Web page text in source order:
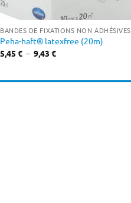
BANDES DE FIXATIONS NON ADHÉSIVES
Peha-haft® latexfree (20m)
5,45€ – 9,43€Plage
à